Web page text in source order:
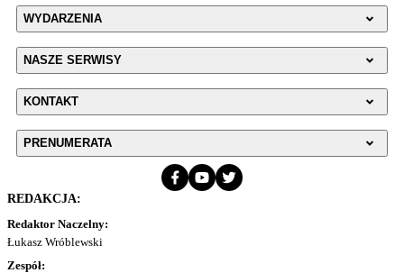
WYDARZENIA
NASZE SERWISY
KONTAKT
PRENUMERATA
REDAKCJA:
Redaktor Naczelny:
Łukasz Wróblewski
Zespół: